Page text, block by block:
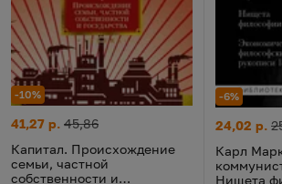
-10%
Капитал. Происхождение семьи, частной
Цена:
41,27 р.
Старая цена:
45,86
Капитал. Происхождение
семьи, частной
собственности и
-6%
Карл
Цена:
24,02 р.
Старая
Карл
Нищета